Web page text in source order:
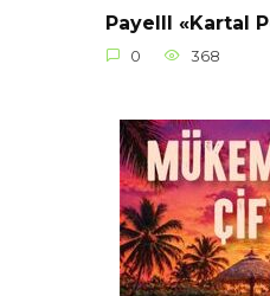
Payelll «Kartal
0 368